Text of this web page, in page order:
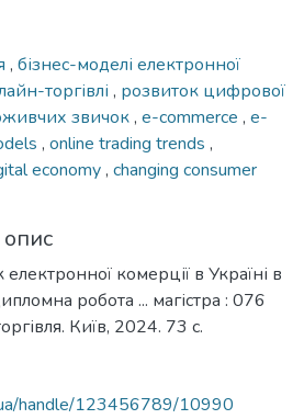
, бізнес-моделі електронної
торгівлі , розвиток цифрової
звичок, e-commerce , e-
, online trading trends ,
economy, changing consumer
опис
комерції в Україні в
робота ... магістра : 076
Київ, 2024. 73 с.
handle/123456789/10990